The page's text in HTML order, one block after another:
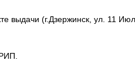
выдачи (г.Дзержинск, ул. 11